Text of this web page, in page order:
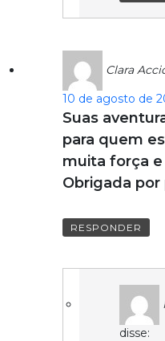
Clara
10 de agosto de
Suas
para quem
muita força e
Obrigada por
RESPONDER
disse: